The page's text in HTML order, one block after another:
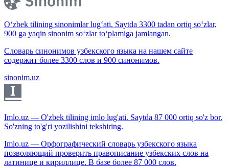
O‘zbek tilining sinonimlar lug‘ati. Saytda 3300 tadan ortiq so‘zlar,
900 ga yaqin sinonim so‘zlar to‘plamiga jamlangan.
Словарь синонимов узбекского языка на нашем сайте
содержит более 3300 слов и 900 синонимов.
sinonim.uz
Imlo.uz — O'zbek tilining imlo lug'ati. Saytda 87 000 ortiq so'z bor.
So'zning to'g'ri yozilishini tekshiring.
Imlo.uz — Орфографический словарь узбекского языка
позволяющий проверить правописание узбекских слов на
латинице и кириллице. В базе более 87 000 слов.